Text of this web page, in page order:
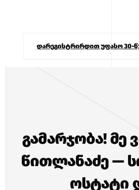
დარეგისტრირდით უფასო 30-
გამარჯობა! მე
წითლანაძე —
ოსტატი